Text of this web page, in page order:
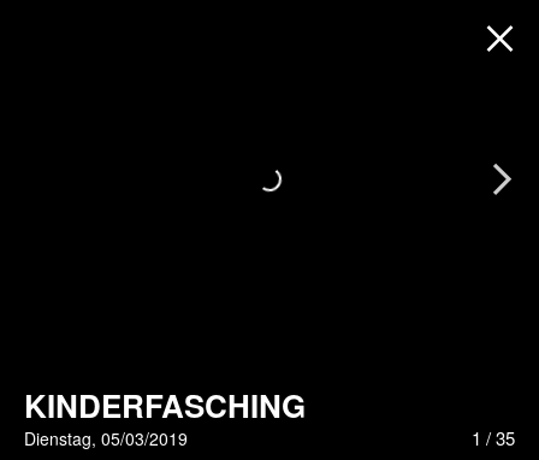
KINDERFASCHING
Dienstag, 05/03/2019 1 /35